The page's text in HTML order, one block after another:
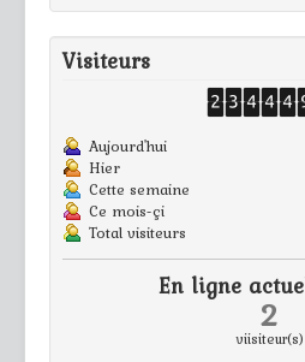
Visiteurs
Aujourd'hui
Hier
Cette semaine
Ce mois-çi
Total visiteurs
En ligne
2
viisiteur(s)